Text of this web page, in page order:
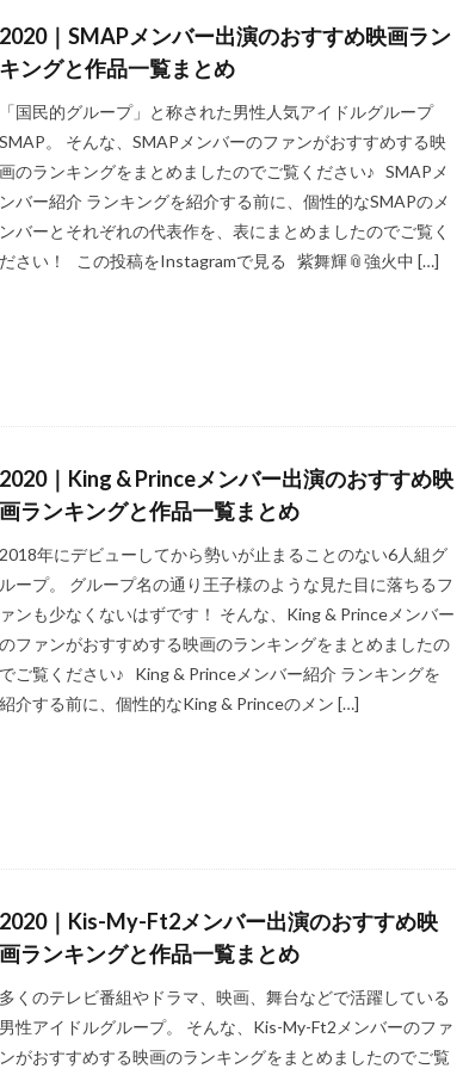
2020｜SMAPメンバー出演のおすすめ映画ラン
キングと作品一覧まとめ
「国民的グループ」と称された男性人気アイドルグループ
SMAP。 そんな、SMAPメンバーのファンがおすすめする映
画のランキングをまとめましたのでご覧ください♪ SMAPメ
ンバー紹介 ランキングを紹介する前に、個性的なSMAPのメ
ンバーとそれぞれの代表作を、表にまとめましたのでご覧く
ださい！ この投稿をInstagramで見る 紫舞輝📎強火中 […]
2020｜King & Princeメンバー出演のおすすめ映
画ランキングと作品一覧まとめ
2018年にデビューしてから勢いが止まることのない6人組グ
ループ。 グループ名の通り王子様のような見た目に落ちるフ
ァンも少なくないはずです！ そんな、King & Princeメンバー
のファンがおすすめする映画のランキングをまとめましたの
でご覧ください♪ King & Princeメンバー紹介 ランキングを
紹介する前に、個性的なKing & Princeのメン […]
2020｜Kis-My-Ft2メンバー出演のおすすめ映
画ランキングと作品一覧まとめ
多くのテレビ番組やドラマ、映画、舞台などで活躍している
男性アイドルグループ。 そんな、Kis-My-Ft2メンバーのファ
ンがおすすめする映画のランキングをまとめましたのでご覧